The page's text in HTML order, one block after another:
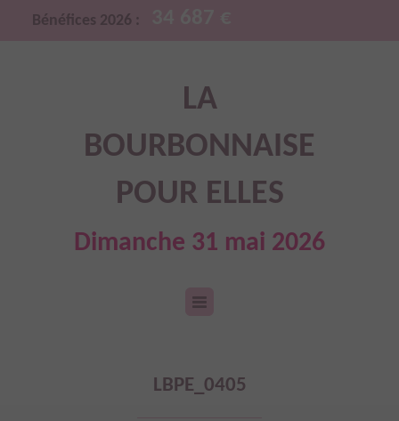
Bénéfices 2026 :
LA
BOURBONNAISE
POUR ELLES
Dimanche 31 mai 2026
LBPE_0405